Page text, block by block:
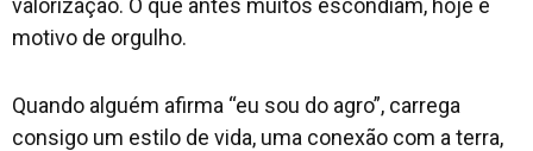
valorização. O que antes muitos escondiam, hoje é
motivo de orgulho.
Quando alguém afirma “eu sou do agro”, carrega
consigo um estilo de vida, uma conexão com a terra,